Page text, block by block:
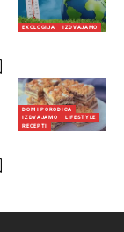
EKOLOGIJA IZDVAJAMO
DOM I PORODICA
IZDVAJAMO
LIFESTYLE
RECEPTI